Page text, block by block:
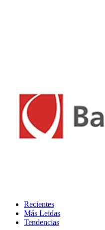
Recientes
Más Leidas
Tendencias